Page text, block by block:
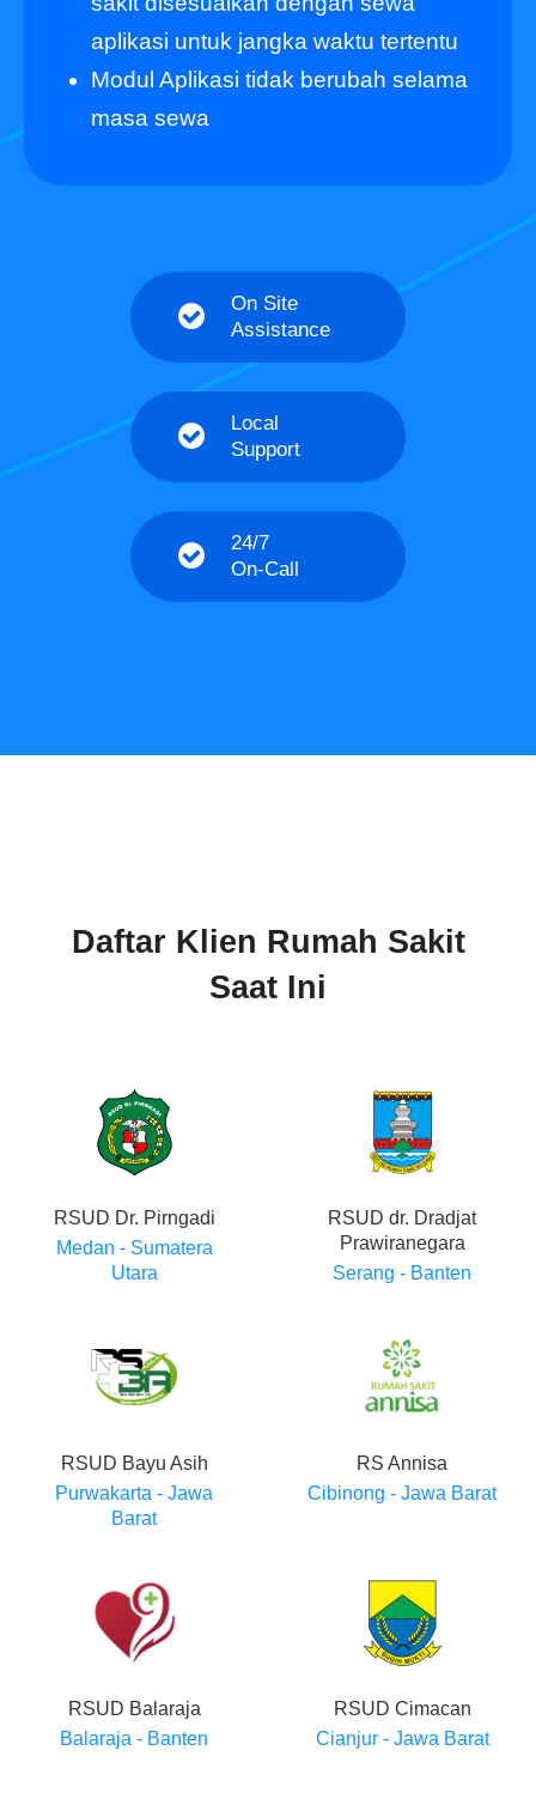
aplikasi untuk jangka waktu tertentu
Modul Aplikasi tidak berubah selama
masa sewa
On Site
Assistance
Local
Support
24/7
On-Call
Daftar Klien Rumah Sakit
Saat Ini
RSUD Dr. Pirngadi
Medan - Sumatera
Utara
RSUD dr. Dradjat
Prawiranegara
Serang - Banten
RSUD Bayu Asih
Purwakarta - Jawa
Barat
RS Annisa
Cibinong - Jawa Barat
RSUD Balaraja
Balaraja - Banten
RSUD Cimacan
Cianjur - Jawa Barat